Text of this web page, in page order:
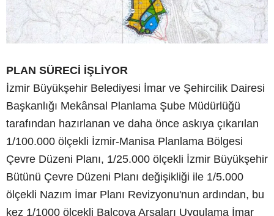
PLAN SÜRECİ İŞLİYOR
İzmir Büyükşehir Belediyesi İmar ve Şehircilik Dairesi
Başkanlığı Mekânsal Planlama Şube Müdürlüğü
tarafından hazırlanan ve daha önce askıya çıkarılan
1/100.000 ölçekli İzmir-Manisa Planlama Bölgesi
Çevre Düzeni Planı, 1/25.000 ölçekli İzmir Büyükşehir
Bütünü Çevre Düzeni Planı değişikliği ile 1/5.000
ölçekli Nazım İmar Planı Revizyonu'nun ardından, bu
kez 1/1000 ölçekli Balçova Arsaları Uygulama İmar